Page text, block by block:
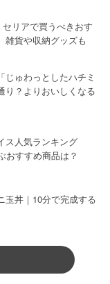
セリアで買うべきおす
雑貨や収納グッズも
じゅわっとしたハチミ
り？よりおいしくなる
ス人気ランキング
おすすめ商品は？
玉丼｜10分で完成する